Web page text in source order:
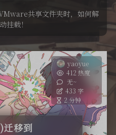
共享文件夹时，如何解
挂载！
yaoyue
412 热度
无~
433 字
2 分钟
移到